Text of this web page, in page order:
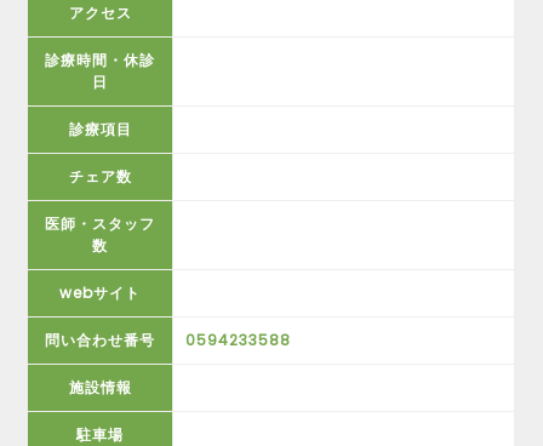
アクセス
診療時間・休診
日
診療項目
チェア数
医師・スタッフ
数
webサイト
問い合わせ番号 0594233588
施設情報
駐車場